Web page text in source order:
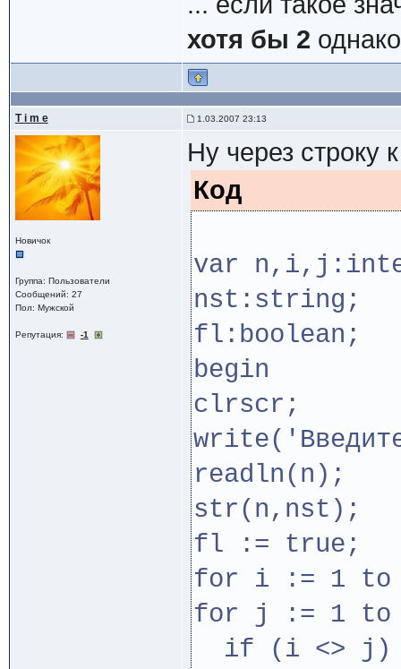
хотя бы 2
T i m e 1.03.2007 23:13
Новичок
Группа: Пользователи
Сообщений: 27
Пол: Мужской
Репутация: -1
Ну через строку
Код
var
nst:string;
fl:boolean;
begin
clrscr;
readln(n);
str(n,nst);
fl := true;
for i := 1 to
for j := 1 to
if (i <> j)